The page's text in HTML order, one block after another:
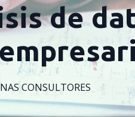
de
CONSULTORES